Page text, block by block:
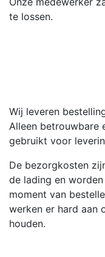
te lossen.
Wij leveren
Alleen betrouwbare
gebruikt voor
De bezorgkosten
de lading en
moment van
werken er hard aan
houden.